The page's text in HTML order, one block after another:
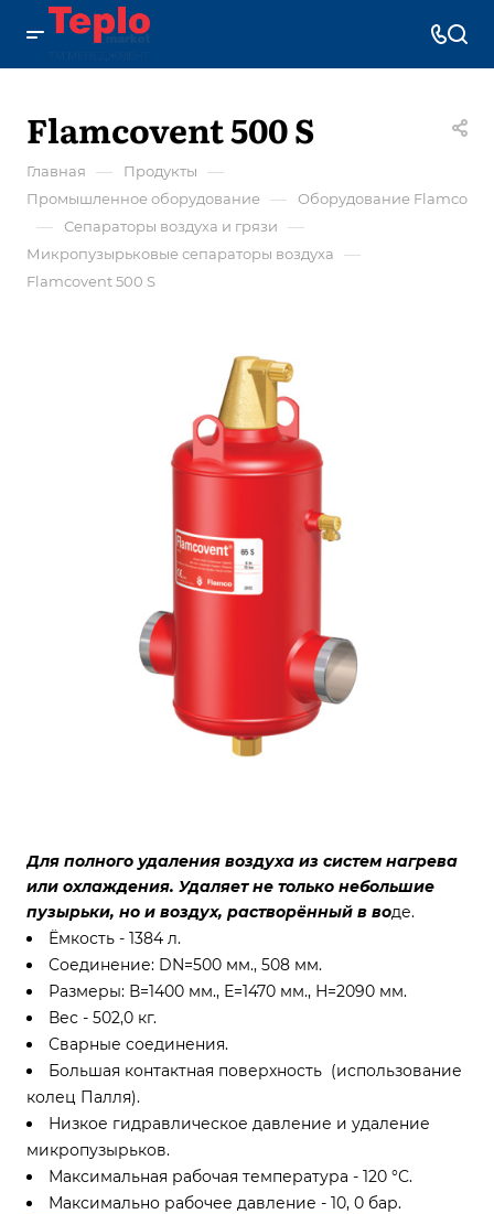
Flamcovent 500 S
Главная — Продукты —
Промышленное оборудование — Оборудование Flamco
— Сепараторы воздуха и грязи —
Микропузырьковые сепараторы воздуха —
Flamcovent 500 S
Для полного удаления воздуха из систем нагрева
или охлаждения. Удаляет не только небольшие
пузырьки, но и воздух, растворённый в воде.
Ёмкость - 1384 л.
Соединение: DN=500 мм., 508 мм.
Размеры: В=1400 мм., Е=1470 мм., Н=2090 мм.
Вес - 502,0 кг.
Сварные соединения.
Большая контактная поверхность (использование
колец Палля).
Низкое гидравлическое давление и удаление
микропузырьков.
Максимальная рабочая температура - 120 °С.
Максимально рабочее давление - 10, 0 бар.